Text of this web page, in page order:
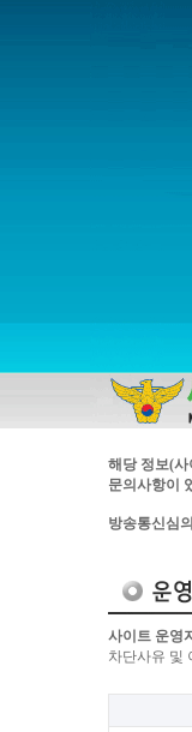
해당 정보(
문의사항이
방송통신심
사이트 운영
차단사유 및